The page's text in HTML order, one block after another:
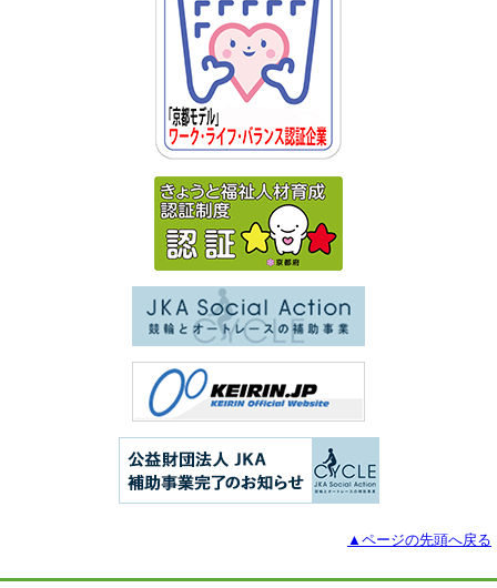
▲ページの先頭へ戻る